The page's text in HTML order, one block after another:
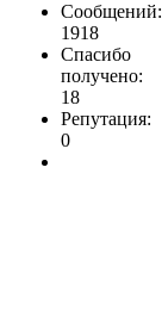
Сообщений:
1918
Спасибо
получено:
18
Репутация:
0